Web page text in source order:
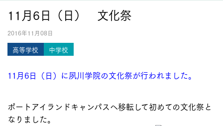
11月6日（日） 文化祭
2016年11月08日
高等学校 中学校
11月6日（日）に夙川学院の文化祭が行われました。
ポートアイランドキャンパスへ移転して初めての文化祭と
なりました。